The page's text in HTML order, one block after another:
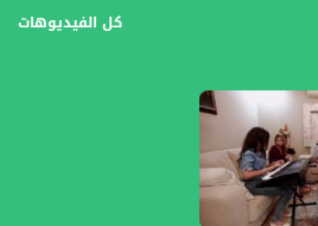
كل الفيديوهات